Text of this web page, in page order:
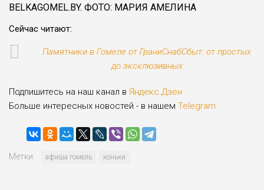
BELKAGOMEL.BY. ФОТО: МАРИЯ АМЕЛИНА
Cейчас читают:
Памятники в Гомеле от ГраниСнабСбыт: от простых
до эксклюзивных
Подпишитесь на наш канал в Яндекс.Дзен
Больше интересных новостей - в нашем Telegram
Метки: афиша гомель коньки